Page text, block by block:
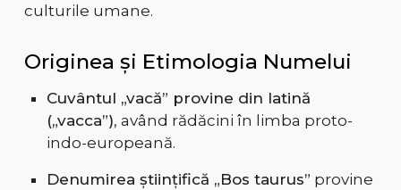
culturile umane.
Originea și Etimologia Numelui
Cuvântul „vacă” provine din latină
(„vacca”), având rădăcini în limba proto-
indo-europeană.
Denumirea științifică „Bos taurus” provine